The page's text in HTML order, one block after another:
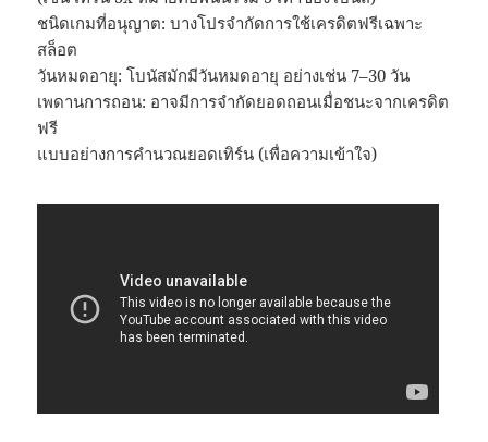
ชนิดเกมที่อนุญาต: บางโปรจำกัดการใช้เครดิตฟรีเฉพาะ
สล็อต
วันหมดอายุ: โบนัสมักมีวันหมดอายุ อย่างเช่น 7–30 วัน
เพดานการถอน: อาจมีการจำกัดยอดถอนเมื่อชนะจากเครดิต
ฟรี
แบบอย่างการคำนวณยอดเทิร์น (เพื่อความเข้าใจ)